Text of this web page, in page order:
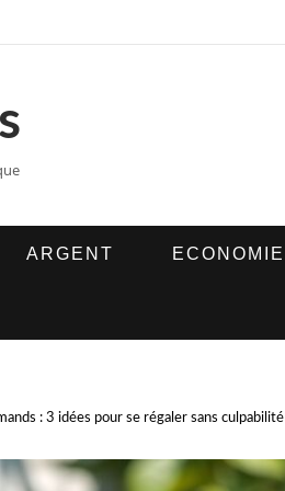
ARGENT ECONOMIE
: 3 idées pour se régaler sans culpabilité